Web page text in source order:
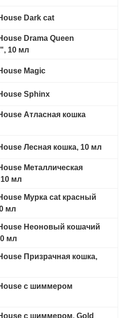
Dark cat
Drama Queen
10 мл
Magic
Sphinx
Атласная кошка
Лесная кошка, 10 мл
Металлическая
мл
Мурка cat красный
мл
Неоновый кошачий
мл
Призрачная кошка,
с шиммером
с шиммером, Gold